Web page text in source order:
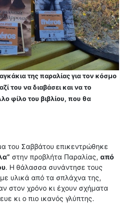
της παραλίας για τον κόσμο
του να διαβάσει και να το
φίλο του βιβλίου, που θα
του Σαββάτου επικεντρώθηκε
στην προβλήτα Παραλίας, από
. Η θάλασσα συνάντησε τους
με υλικά από τα σπλάχνα της,
στον χρόνο κι έχουν σχήματα
κι ο πιο ικανός γλύπτης.